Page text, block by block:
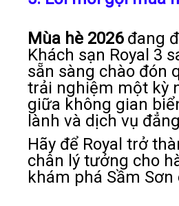
Mùa hè 2026đang
Khách sạn Royal 3
sẵn sàng chào đón
trải nghiệm một kỳ
giữa không gian
lành và dịch vụ
Hãy để Royal trở
chân lý tưởng cho
khám phá Sầm Sơn